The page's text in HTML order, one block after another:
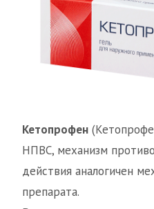
Кетопрофен
НПВС, механизм
действия аналогичен
препарата.